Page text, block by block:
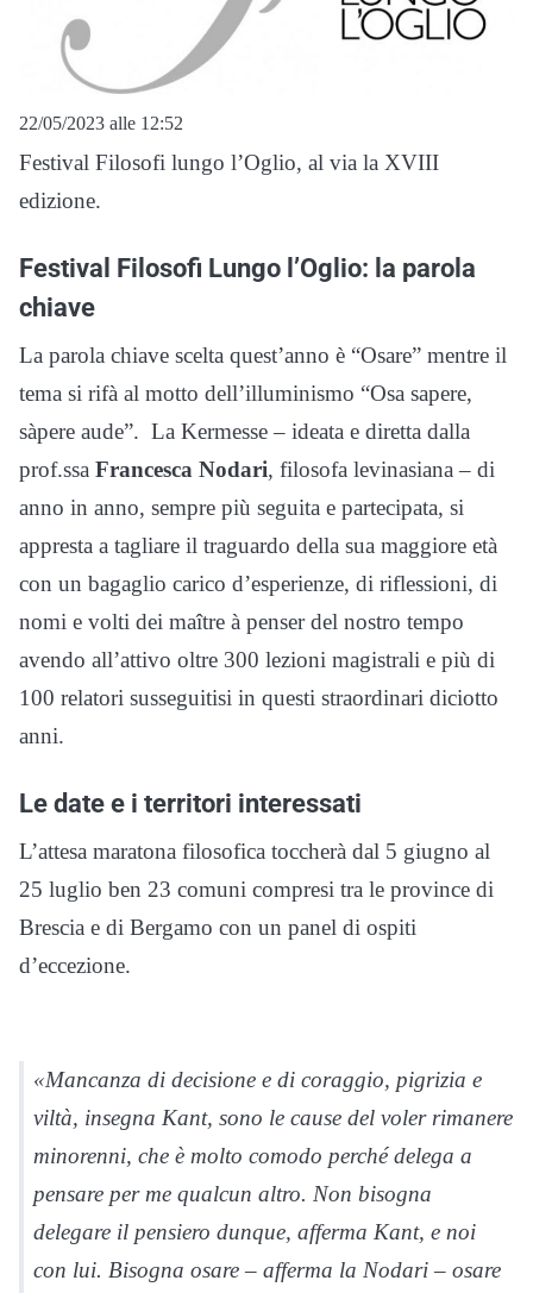
22/05/2023 alle 12:52
Festival Filosofi lungo l’Oglio, al via la XVIII
edizione.
Festival Filosofi Lungo l’Oglio: la parola
chiave
La parola chiave scelta quest’anno è “Osare” mentre il
tema si rifà al motto dell’illuminismo “Osa sapere,
sàpere aude”. La Kermesse – ideata e diretta dalla
prof.ssa Francesca Nodari, filosofa levinasiana – di
anno in anno, sempre più seguita e partecipata, si
appresta a tagliare il traguardo della sua maggiore età
con un bagaglio carico d’esperienze, di riflessioni, di
nomi e volti dei maître à penser del nostro tempo
avendo all’attivo oltre 300 lezioni magistrali e più di
100 relatori susseguitisi in questi straordinari diciotto
anni.
Le date e i territori interessati
L’attesa maratona filosofica toccherà dal 5 giugno al
25 luglio ben 23 comuni compresi tra le province di
Brescia e di Bergamo con un panel di ospiti
d’eccezione.
«Mancanza di decisione e di coraggio, pigrizia e
viltà, insegna Kant, sono le cause del voler rimanere
minorenni, che è molto comodo perché delega a
pensare per me qualcun altro. Non bisogna
delegare il pensiero dunque, afferma Kant, e noi
con lui. Bisogna osare – afferma la Nodari – osare